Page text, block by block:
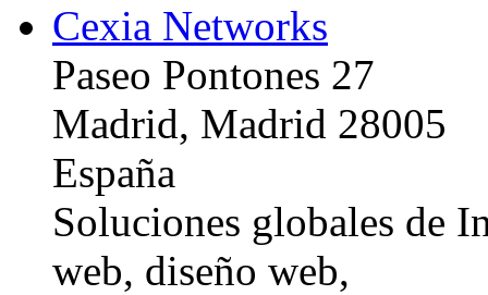
Cexia Networks
Paseo Pontones 27
Madrid, Madrid 28005
España
Soluciones globales de
web, diseño web,